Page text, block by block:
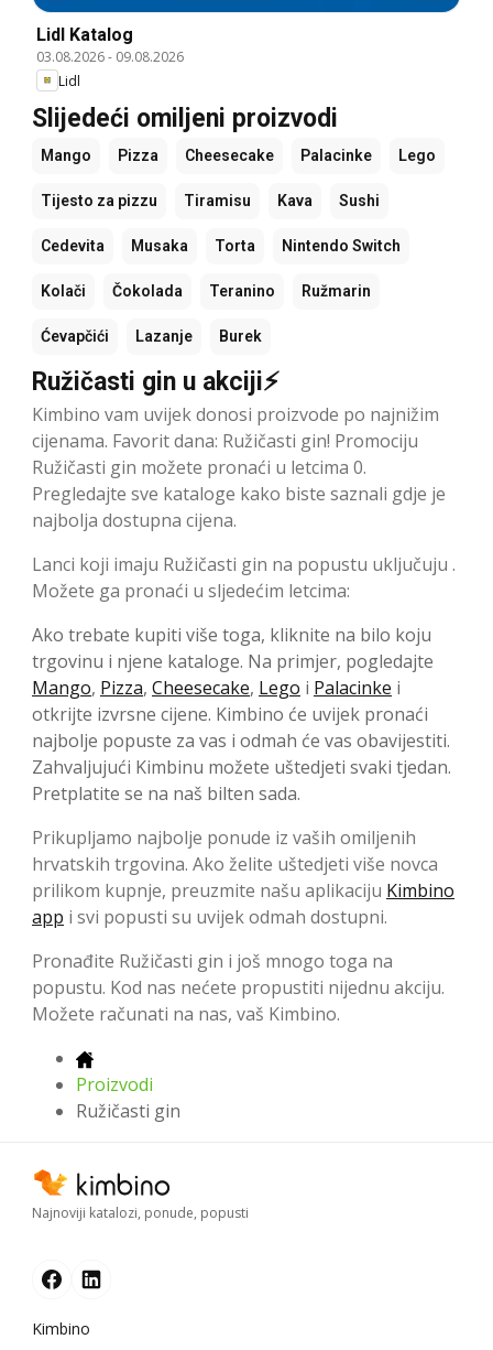
Lidl Katalog
03.08.2026- 09.08.2026
Lidl
Slijedeći omiljeni proizvodi
Mango Pizza Cheesecake Palacinke Lego
Tijesto za pizzu Tiramisu Kava Sushi
Cedevita Musaka Torta Nintendo Switch
Kolači Čokolada Teranino Ružmarin
Ćevapčići Lazanje Burek
Ružičasti gin u akciji⚡
Kimbino vam uvijek donosi proizvode po najnižim
cijenama. Favorit dana: Ružičasti gin! Promociju
Ružičasti gin možete pronaći u letcima 0.
Pregledajte sve kataloge kako biste saznali gdje je
najbolja dostupna cijena.
Lanci koji imaju Ružičasti gin na popustu uključuju .
Možete ga pronaći u sljedećim letcima:
Ako trebate kupiti više toga, kliknite na bilo koju
trgovinu i njene kataloge. Na primjer, pogledajte
Mango, Pizza, Cheesecake, Lego i Palacinke i
otkrijte izvrsne cijene. Kimbino će uvijek pronaći
najbolje popuste za vas i odmah će vas obavijestiti.
Zahvaljujući Kimbinu možete uštedjeti svaki tjedan.
Pretplatite se na naš bilten sada.
Prikupljamo najbolje ponude iz vaših omiljenih
hrvatskih trgovina. Ako želite uštedjeti više novca
prilikom kupnje, preuzmite našu aplikaciju Kimbino
app i svi popusti su uvijek odmah dostupni.
Pronađite Ružičasti gin i još mnogo toga na
popustu. Kod nas nećete propustiti nijednu akciju.
Možete računati na nas, vaš Kimbino.
Proizvodi
Ružičasti gin
Najnoviji katalozi, ponude, popusti
Kimbino